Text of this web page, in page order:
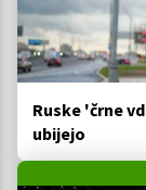
Ruske 'črne
ubijejo